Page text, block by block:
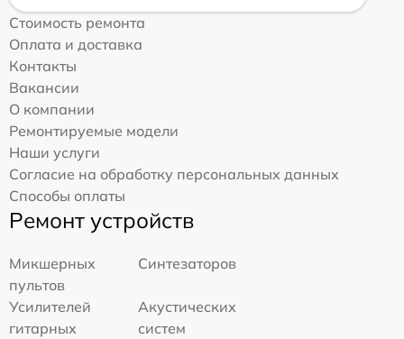
Стоимость ремонта
Оплата и доставка
Контакты
Вакансии
О компании
Ремонтируемые модели
Наши услуги
Согласие на обработку персональных данных
Способы оплаты
Ремонт устройств
Микшерных
пультов
Синтезаторов
Усилителей
гитарных
Акустических
систем